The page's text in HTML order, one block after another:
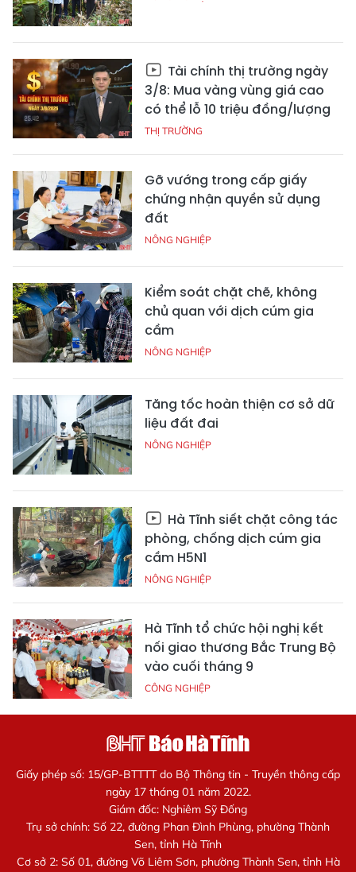
Tài chính thị trường ngày
3/8: Mua vàng vùng giá cao
có thể lỗ 10 triệu đồng/lượng
THỊ TRƯỜNG
Gỡ vướng trong cấp giấy
chứng nhận quyền sử dụng
đất
NÔNG NGHIỆP
Kiểm soát chặt chẽ, không
chủ quan với dịch cúm gia
cầm
NÔNG NGHIỆP
Tăng tốc hoàn thiện cơ sở dữ
liệu đất đai
NÔNG NGHIỆP
Hà Tĩnh siết chặt công tác
phòng, chống dịch cúm gia
cầm H5N1
NÔNG NGHIỆP
Hà Tĩnh tổ chức hội nghị kết
nối giao thương Bắc Trung Bộ
vào cuối tháng 9
CÔNG NGHIỆP
Giấy phép số: 15/GP-BTTTT do Bộ Thông tin - Truyền thông cấp
ngày 17 tháng 01 năm 2022.
Giám đốc: Nghiêm Sỹ Đống
Trụ sở chính: Số 22, đường Phan Đình Phùng, phường Thành
Sen, tỉnh Hà Tĩnh
Cơ sở 2: Số 01, đường Võ Liêm Sơn, phường Thành Sen, tỉnh Hà